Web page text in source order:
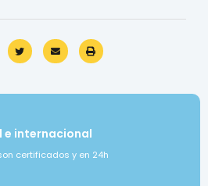
e internacional
certificados y en 24h